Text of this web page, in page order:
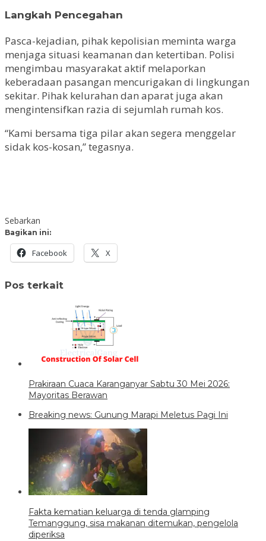
Langkah Pencegahan
Pasca-kejadian, pihak kepolisian meminta warga
menjaga situasi keamanan dan ketertiban. Polisi
mengimbau masyarakat aktif melaporkan
keberadaan pasangan mencurigakan di lingkungan
sekitar. Pihak kelurahan dan aparat juga akan
mengintensifkan razia di sejumlah rumah kos.
“Kami bersama tiga pilar akan segera menggelar
sidak kos-kosan,” tegasnya.
Sebarkan
Bagikan ini:
Facebook X
Pos terkait
Prakiraan Cuaca Karanganyar Sabtu 30 Mei 2026:
Mayoritas Berawan
Breaking news: Gunung Marapi Meletus Pagi Ini
Fakta kematian keluarga di tenda glamping
Temanggung, sisa makanan ditemukan, pengelola
diperiksa